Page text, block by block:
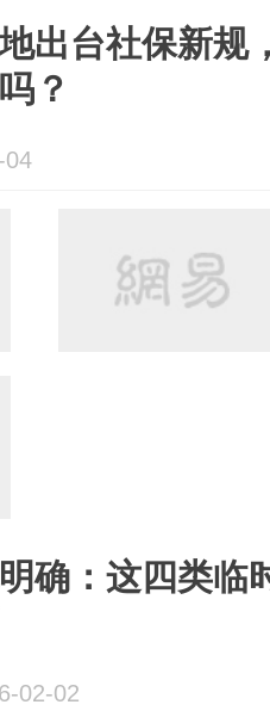
出台社保新规
？
04
确：这四类临
02-02